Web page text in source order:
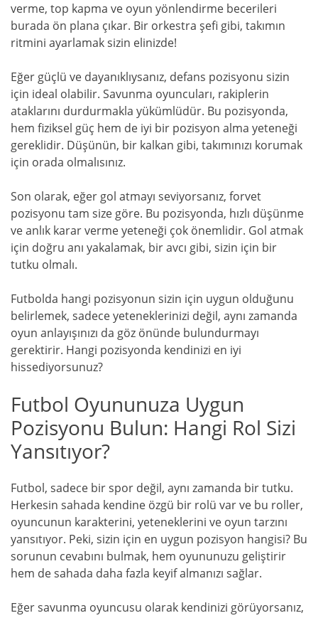
verme, top kapma ve oyun yönlendirme becerileri
burada ön plana çıkar. Bir orkestra şefi gibi, takımın
ritmini ayarlamak sizin elinizde!
Eğer güçlü ve dayanıklıysanız, defans pozisyonu sizin
için ideal olabilir. Savunma oyuncuları, rakiplerin
ataklarını durdurmakla yükümlüdür. Bu pozisyonda,
hem fiziksel güç hem de iyi bir pozisyon alma yeteneği
gereklidir. Düşünün, bir kalkan gibi, takımınızı korumak
için orada olmalısınız.
Son olarak, eğer gol atmayı seviyorsanız, forvet
pozisyonu tam size göre. Bu pozisyonda, hızlı düşünme
ve anlık karar verme yeteneği çok önemlidir. Gol atmak
için doğru anı yakalamak, bir avcı gibi, sizin için bir
tutku olmalı.
Futbolda hangi pozisyonun sizin için uygun olduğunu
belirlemek, sadece yeteneklerinizi değil, aynı zamanda
oyun anlayışınızı da göz önünde bulundurmayı
gerektirir. Hangi pozisyonda kendinizi en iyi
hissediyorsunuz?
Futbol Oyununuza Uygun
Pozisyonu Bulun: Hangi Rol Sizi
Yansıtıyor?
Futbol, sadece bir spor değil, aynı zamanda bir tutku.
Herkesin sahada kendine özgü bir rolü var ve bu roller,
oyuncunun karakterini, yeteneklerini ve oyun tarzını
yansıtıyor. Peki, sizin için en uygun pozisyon hangisi? Bu
sorunun cevabını bulmak, hem oyununuzu geliştirir
hem de sahada daha fazla keyif almanızı sağlar.
Eğer savunma oyuncusu olarak kendinizi görüyorsanız,